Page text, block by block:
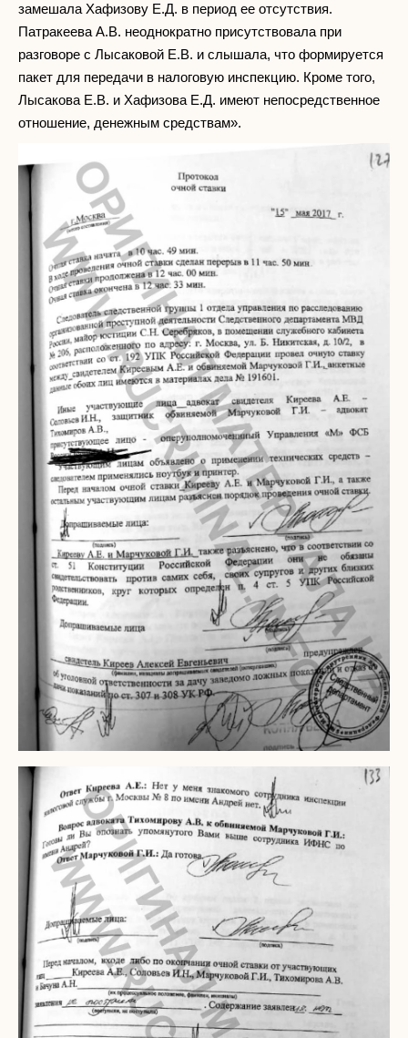
замешала Хафизову Е.Д. в период ее отсутствия.
Патракеева А.В. неоднократно присутствовала при
разговоре с Лысаковой Е.В. и слышала, что формируется
пакет для передачи в налоговую инспекцию. Кроме того,
Лысакова Е.В. и Хафизова Е.Д. имеют непосредственное
отношение, денежным средствам».